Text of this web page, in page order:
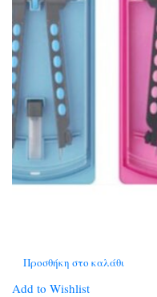
Προσθήκη στο καλάθι
Add to Wishlist